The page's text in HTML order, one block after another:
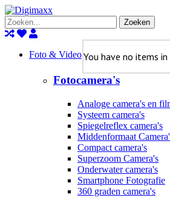
Zoeken
You have no items
Foto & Video
Fotocamera's
Analoge camera's en
Systeem camera's
Spiegelreflex camera's
Middenformaat
Compact camera's
Superzoom Camera's
Onderwater camera's
Smartphone Fotografie
360 graden camera's